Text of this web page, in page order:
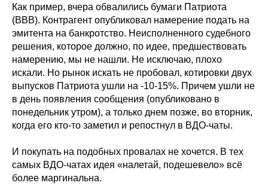
Как пример, вчера обвалились бумаги Патриота
(BBB). Контрагент опубликовал намерение подать на
эмитента на банкротство. Неисполненного судебного
решения, которое должно, по идее, предшествовать
намерению, мы не нашли. Не исключаю, плохо
искали. Но рынок искать не пробовал, котировки двух
выпусков Патриота ушли на -10-15%. Причем ушли не
в день появления сообщения (опубликовано в
понедельник утром), а только днем позже, во вторник,
когда его кто-то заметил и репостнул в ВДО-чаты.
И покупать на подобных провалах не хочется. В тех
самых ВДО-чатах идея «налетай, подешевело» всё
более маргинальна.